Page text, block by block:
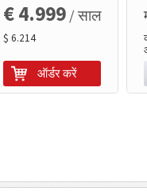
€ 4.999/ साल
$ 6.214
ऑर्डर करें